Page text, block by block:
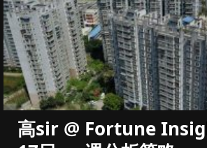
高sir @ Fortune